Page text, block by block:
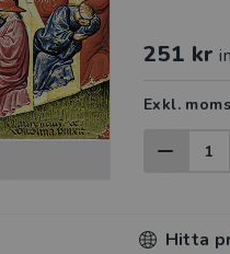
251 kr
Exkl.
Hitta